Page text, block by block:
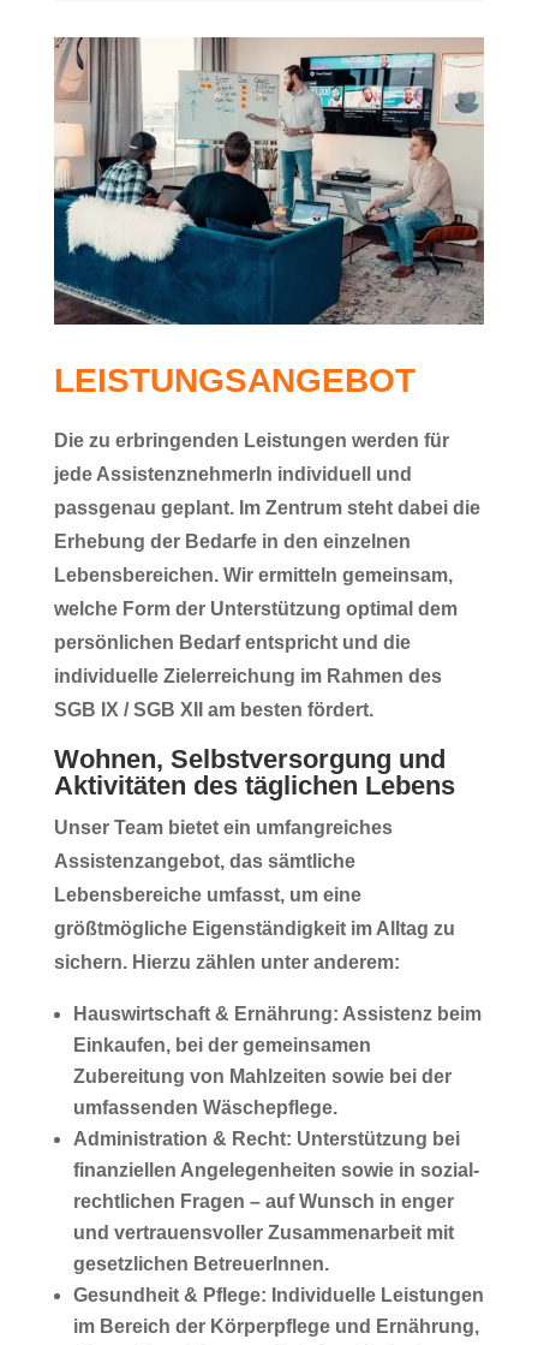
LEISTUNGSANGEBOT
Die zu erbringenden Leistungen werden für
jede AssistenznehmerIn individuell und
passgenau geplant. Im Zentrum steht dabei die
Erhebung der Bedarfe in den einzelnen
Lebensbereichen. Wir ermitteln gemeinsam,
welche Form der Unterstützung optimal dem
persönlichen Bedarf entspricht und die
individuelle Zielerreichung im Rahmen des
SGB IX / SGB XII
am besten fördert.
Wohnen, Selbstversorgung und
Aktivitäten des täglichen Lebens
Unser Team bietet ein umfangreiches
Assistenzangebot, das sämtliche
Lebensbereiche umfasst, um eine
größtmögliche Eigenständigkeitim Alltag zu
sichern. Hierzu zählen unter anderem:
Hauswirtschaft & Ernährung: Assistenz beim
Einkaufen, bei der gemeinsamen
Zubereitung von Mahlzeiten sowie bei der
umfassenden Wäschepflege.
Administration & Recht: Unterstützung bei
finanziellen Angelegenheiten sowie in sozial-
rechtlichen Fragen – auf Wunsch in enger
und vertrauensvoller Zusammenarbeit mit
gesetzlichen BetreuerInnen.
Gesundheit & Pflege: Individuelle Leistungen
im Bereich der Körperpflege und Ernährung,